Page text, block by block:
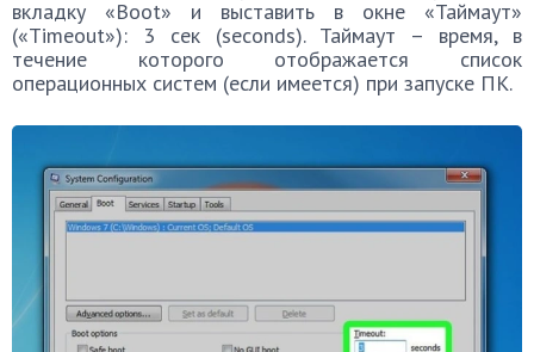
вкладку «Boot» и выставить в окне «Таймаут»
(«Timeout»): 3 сек (seconds). Таймаут – время, в
течение которого отображается список
операционных систем (если имеется) при запуске ПК.